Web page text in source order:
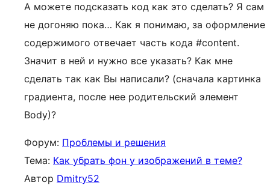
А можете подсказать код как это сделать? Я сам
не догоняю пока… Как я понимаю, за оформление
содержимого отвечает часть кода #content.
Значит в ней и нужно все указать? Как мне
сделать так как Вы написали? (сначала картинка
градиента, после нее родительский элемент
Body)?
Форум: Проблемы и решения
Тема: Как убрать фон у изображений в теме?
Автор Dmitry52